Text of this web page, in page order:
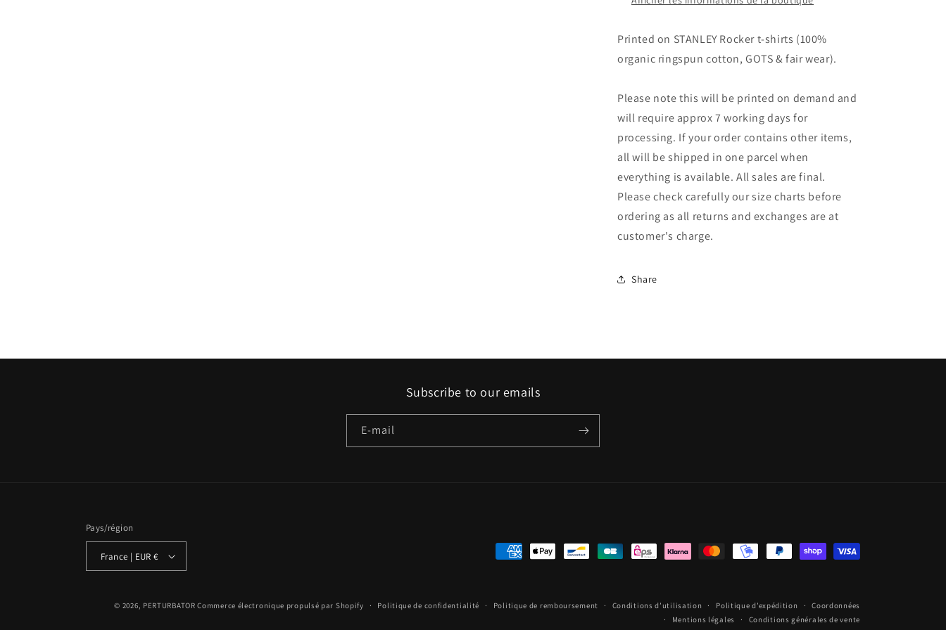
Printed on STANLEY Rocker t-shirts (100%
organic ringspun cotton, GOTS & fair wear).
Please note this will be printed on demand and
will require approx 7 working days for
processing. If your order contains other items,
all will be shipped in one parcel when
everything is available. All sales are final.
Please check carefully our size charts before
ordering as all returns and exchanges are at
customer's charge.
Share
Subscribe to our emails
E-mail
Pays/région
France | EUR €
Moyens
© 2026, PERTURBATOR Commerce électronique propulsé par Shopify Politique de confidentialité Politique de remboursement Conditions d’utilisation Politique d’expédition
Coordonnées
Mentions légales
Conditions générales de vente